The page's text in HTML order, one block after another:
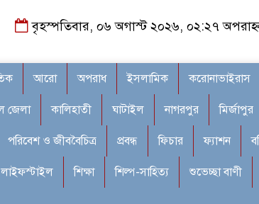
বৃহস্পতিবার, ০৬ অগাস্ট ২০২৬, ০২:২৭
আরো অপরাধ ইসলামিক করোনাভাইরাস
জেলা কালিহাতী ঘাটাইল নাগরপুর মির্জাপুর
পরিবেশ ও জীববৈচিত্র প্রবন্ধ ফিচার ফ্যাশন
লাইফস্টাইল শিক্ষা শিল্প-সাহিত্য শুভেচ্ছা বাণী